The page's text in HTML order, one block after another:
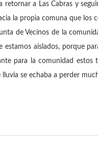
retornar a Las Cabras y
la propia comuna que los
de Vecinos de la
estamos aislados, porque
para la comunidad
se echaba a perder